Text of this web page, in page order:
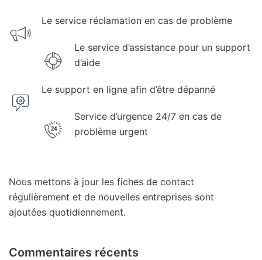
Le service réclamation en cas de problème
Le service d’assistance pour un support
d’aide
Le support en ligne afin d’être dépanné
Service d’urgence 24/7 en cas de
problème urgent
Nous mettons à jour les fiches de contact
régulièrement et de nouvelles entreprises sont
ajoutées quotidiennement.
Commentaires récents